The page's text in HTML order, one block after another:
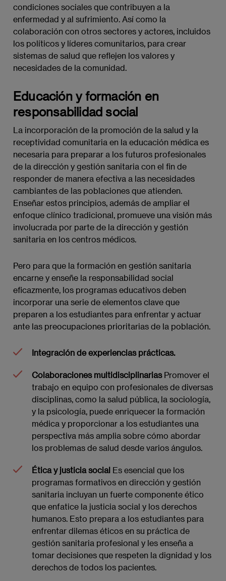
condiciones sociales que contribuyen a la
enfermedad y al sufrimiento. Así como la
colaboración con otros sectores y actores, incluidos
los políticos y líderes comunitarios, para crear
sistemas de salud que reflejen los valores y
necesidades de la comunidad.
Educación y formación en
responsabilidad social
La incorporación de la promoción de la salud y la
receptividad comunitaria en la educación médica es
necesaria para preparar a los futuros profesionales
de la dirección y gestión sanitaria con el fin de
responder de manera efectiva a las necesidades
cambiantes de las poblaciones que atienden.
Enseñar estos principios, además de ampliar el
enfoque clínico tradicional, promueve una visión más
involucrada por parte de la dirección y gestión
sanitaria en los centros médicos.
Pero para que la formación en gestión sanitaria
encarne y enseñe la responsabilidad social
eficazmente, los programas educativos deben
incorporar una serie de elementos clave que
preparen a los estudiantes para enfrentar y actuar
ante las preocupaciones prioritarias de la población.
Integración de experiencias prácticas.
Colaboraciones multidisciplinarias Promover el
trabajo en equipo con profesionales de diversas
disciplinas, como la salud pública, la sociología,
y la psicología, puede enriquecer la formación
médica y proporcionar a los estudiantes una
perspectiva más amplia sobre cómo abordar
los problemas de salud desde varios ángulos.
Ética y justicia social Es esencial que los
programas formativos en dirección y gestión
sanitaria incluyan un fuerte componente ético
que enfatice la justicia social y los derechos
humanos. Esto prepara a los estudiantes para
enfrentar dilemas éticos en su práctica de
gestión sanitaria profesional y les enseña a
tomar decisiones que respeten la dignidad y los
derechos de todos los pacientes.